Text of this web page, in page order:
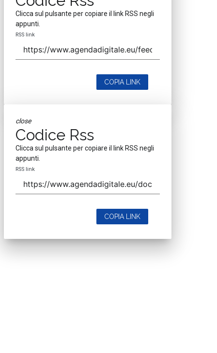
Clicca sul pulsante per copiare il link RSS negli
appunti.
RSS link
COPIA LINK
close
Codice Rss
Clicca sul pulsante per copiare il link RSS negli
appunti.
RSS link
COPIA LINK